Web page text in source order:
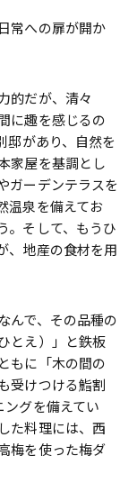
常への扉が開か
的だが、清々
に趣を感じるの
邸があり、自然を
家屋を基調とし
ガーデンテラスを
温泉を備えてお
。そして、もうひ
、地産の食材を用
んで、その品種の
とえ）」と鉄板
もに「木の間の
受けつける鮨割
グを備えてい
た料理には、西
梅を使った梅ダ